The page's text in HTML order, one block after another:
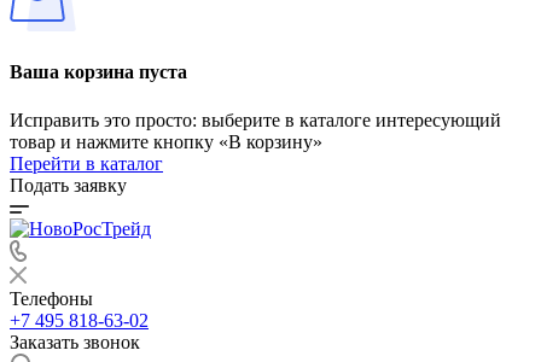
Ваша корзина пуста
Исправить это просто: выберите в каталоге интересующий
товар и нажмите кнопку «В корзину»
Перейти в каталог
Подать заявку
Телефоны
+7 495 818-63-02
Заказать звонок